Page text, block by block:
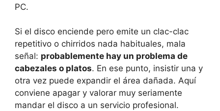
PC.
Si el disco enciende pero emite un clac-clac
repetitivo o chirridos nada habituales, mala
señal: probablemente hay un problema de
cabezales o platos. En ese punto, insistir una y
otra vez puede expandir el área dañada. Aquí
conviene apagar y valorar muy seriamente
mandar el disco a un servicio profesional.